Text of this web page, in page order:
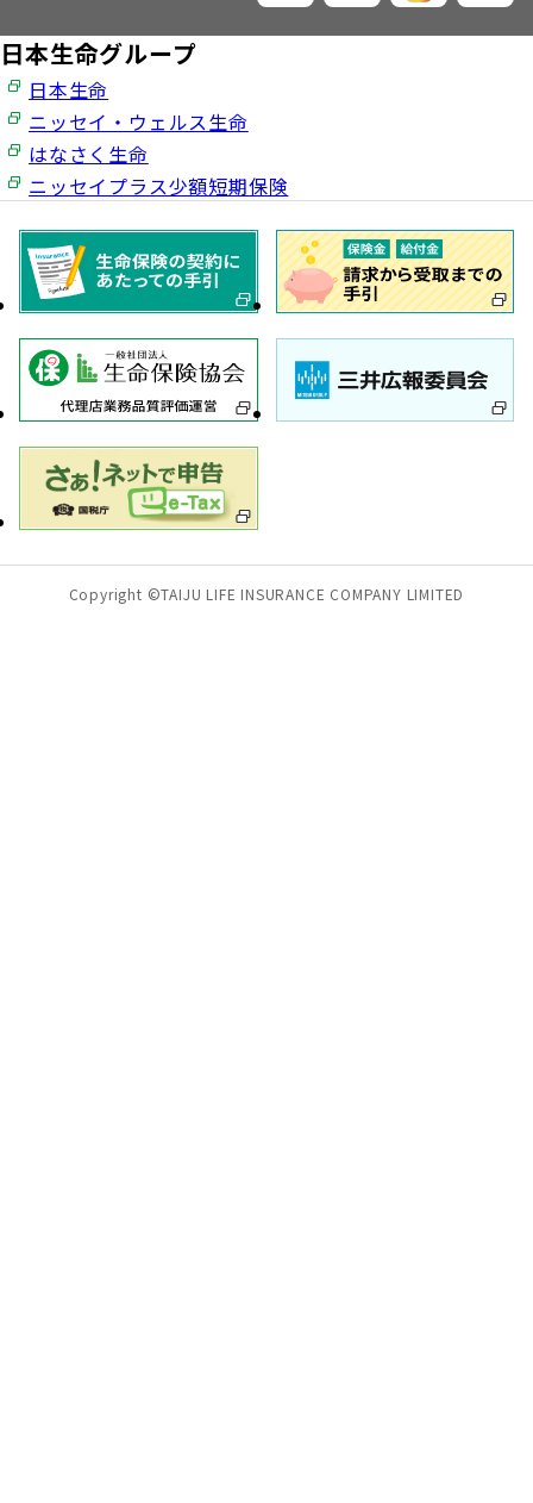
日本生命グループ
日本生命
ニッセイ・ウェルス生命
はなさく生命
ニッセイプラス少額短期保険
Copyright ©TAIJU LIFE INSURANCE COMPANY LIMITED